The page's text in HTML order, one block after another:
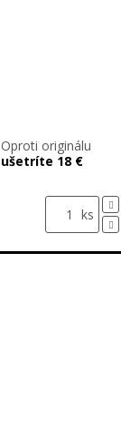
Oproti originálu
ušetríte 18 €
ks